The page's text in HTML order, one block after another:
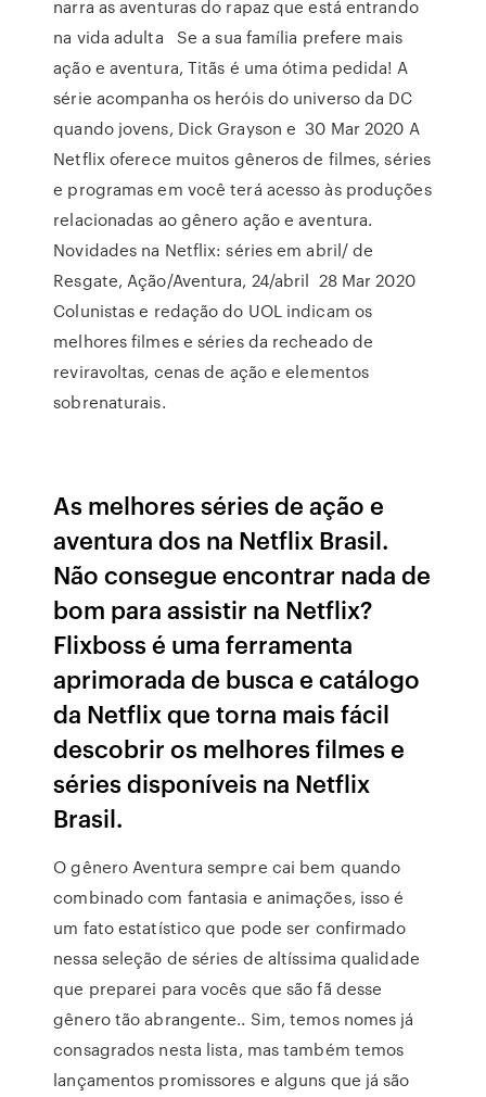
narra as aventuras do rapaz que está entrando
na vida adulta Se a sua família prefere mais
ação e aventura, Titãs é uma ótima pedida! A
série acompanha os heróis do universo da DC
quando jovens, Dick Grayson e 30 Mar 2020 A
Netflix oferece muitos gêneros de filmes, séries
e programas em você terá acesso às produções
relacionadas ao gênero ação e aventura.
Novidades na Netflix: séries em abril/ de
Resgate, Ação/Aventura, 24/abril 28 Mar 2020
Colunistas e redação do UOL indicam os
melhores filmes e séries da recheado de
reviravoltas, cenas de ação e elementos
sobrenaturais.
As melhores séries de ação e
aventura dos na Netflix Brasil.
Não consegue encontrar nada de
bom para assistir na Netflix?
Flixboss é uma ferramenta
aprimorada de busca e catálogo
da Netflix que torna mais fácil
descobrir os melhores filmes e
séries disponíveis na Netflix
Brasil.
O gênero Aventura sempre cai bem quando
combinado com fantasia e animações, isso é
um fato estatístico que pode ser confirmado
nessa seleção de séries de altíssima qualidade
que preparei para vocês que são fã desse
gênero tão abrangente.. Sim, temos nomes já
consagrados nesta lista, mas também temos
lançamentos promissores e alguns que já são